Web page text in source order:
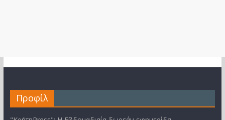
Προφίλ